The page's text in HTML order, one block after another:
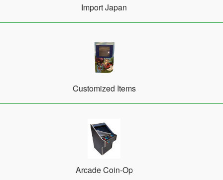
Import Japan
Customized Items
Arcade Coin-Op